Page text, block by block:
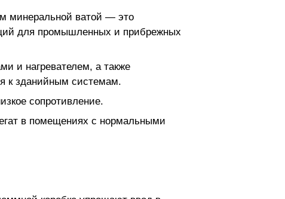
минеральной ватой — это
для промышленных и прибрежных
и нагревателем, а также
к зданийным системам.
сопротивление.
в помещениях с нормальными